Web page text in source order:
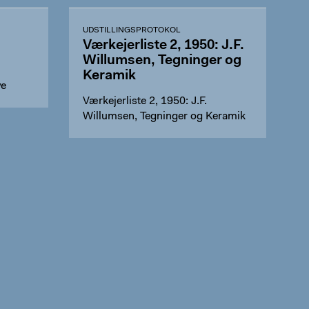
UDSTILLINGSPROTOKOL
Værkejerliste 2, 1950: J.F.
Willumsen, Tegninger og
Keramik
Værkejerliste 2, 1950: J.F.
Willumsen, Tegninger og Keramik